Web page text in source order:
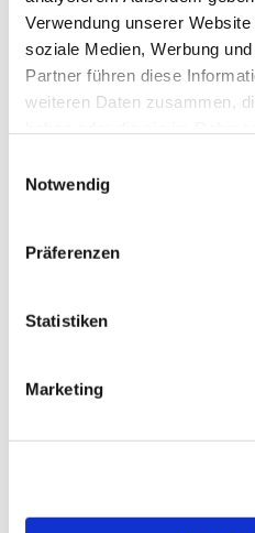
Verwendung unserer
soziale Medien, Werbung
Partner führen diese
weiteren Daten zusammen,
Notwendig
Präferenzen
Statistiken
Marketing
030 815 18 39
Bürozeiten an den